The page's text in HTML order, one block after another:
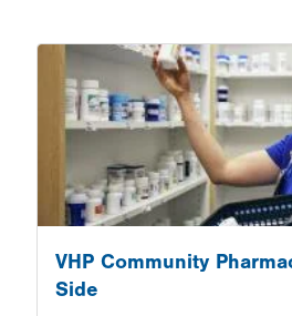
Image
VHP Community
Side